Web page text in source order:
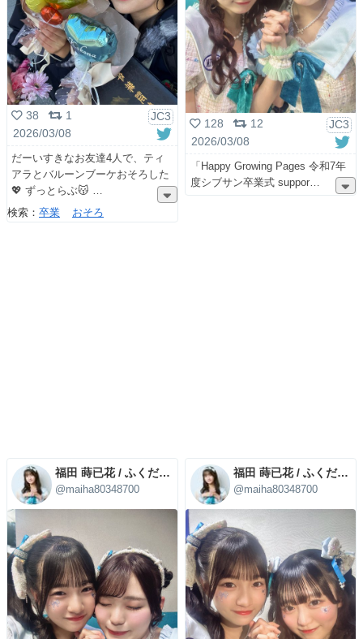
38 1
JC3
2026/03/08
だーいすきなお友達4人で、ティ
アラとバルーンブーケおそろした
💖 ずっとらぶ😽
検索： 卒業 おそろ
128 12
JC3
2026/03/08
「Happy Growing Pages 令和7年
度シブサン卒業式 suppor
福田 蒔已花 / ふくだまいは
@maiha80348700
福田 蒔已花 / ふくだまいは
@maiha80348700